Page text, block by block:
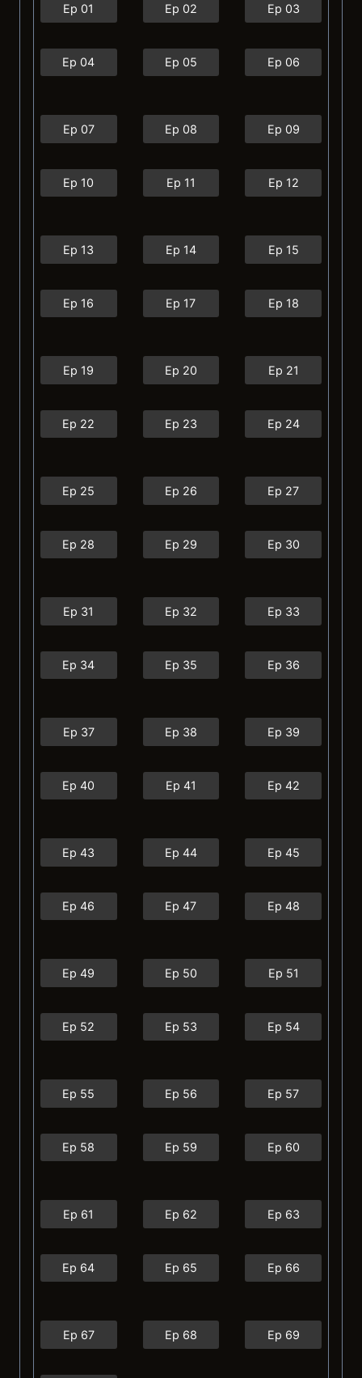
Ep 01 Ep 02 Ep 03
Ep 04 Ep 05 Ep 06
Ep 07 Ep 08 Ep 09
Ep 10 Ep 11 Ep 12
Ep 13 Ep 14 Ep 15
Ep 16 Ep 17 Ep 18
Ep 19 Ep 20 Ep 21
Ep 22 Ep 23 Ep 24
Ep 25 Ep 26 Ep 27
Ep 28 Ep 29 Ep 30
Ep 31 Ep 32 Ep 33
Ep 34 Ep 35 Ep 36
Ep 37 Ep 38 Ep 39
Ep 40 Ep 41 Ep 42
Ep 43 Ep 44 Ep 45
Ep 46 Ep 47 Ep 48
Ep 49 Ep 50 Ep 51
Ep 52 Ep 53 Ep 54
Ep 55 Ep 56 Ep 57
Ep 58 Ep 59 Ep 60
Ep 61 Ep 62 Ep 63
Ep 64 Ep 65 Ep 66
Ep 67 Ep 68 Ep 69